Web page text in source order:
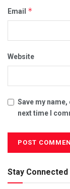
Email *
Website
Save my
next time I
Stay